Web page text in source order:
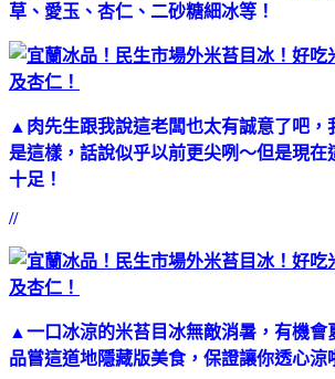
草、愛玉、杏仁、二砂糖細冰等！
▲肉先生跟我說這老闆也太有誠意了吧，
是這樣，話說似乎以前更尖咧～但是現在
十足！
//
▲一口冰涼的米苔目冰無敵消暑，有機會
品嘗這道地隱藏版美食，保證讓你透心涼